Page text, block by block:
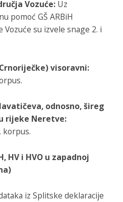
Vozuće: Uz
pomoć GŠ ARBiH
su izvele snage 2. i
visoravni:
odnosno, šireg
rijeke Neretve:
korpus.
HV i HVO u zapadnoj
iz Splitske deklaracije